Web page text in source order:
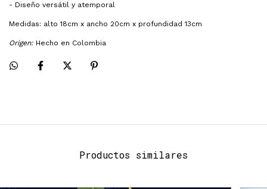
- Diseño versátil y atemporal
Medidas: alto 18cm x ancho 20cm x profundidad 13cm
Origen: Hecho en Colombia
Productos similares